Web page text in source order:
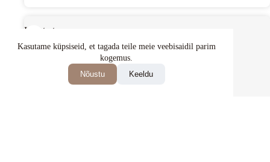
Kasutame küpsiseid, et tagada teile meie veebisaidil parim
kogemus.
Nõustu
Keeldu
Laost otsas